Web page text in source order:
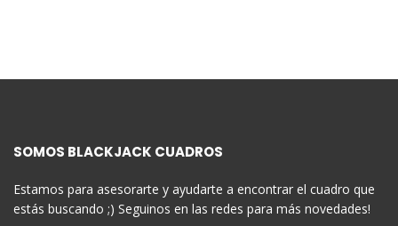
SOMOS BLACKJACK CUADROS
Estamos para asesorarte y ayudarte a encontrar el cuadro que
estás buscando ;) Seguinos en las redes para más novedades!